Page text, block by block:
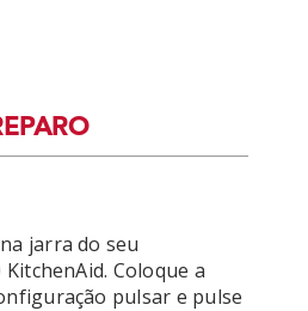
jarra do seu
Coloque a
pulsar e pulse